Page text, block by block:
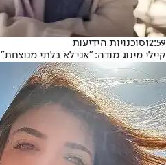
12:59סוכנויות הידיעות
קיילי מינוג מודה: "אני לא בלתי מנוצחת"